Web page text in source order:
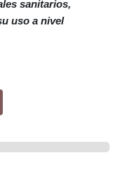
°C
sanitarios,
uso a nivel